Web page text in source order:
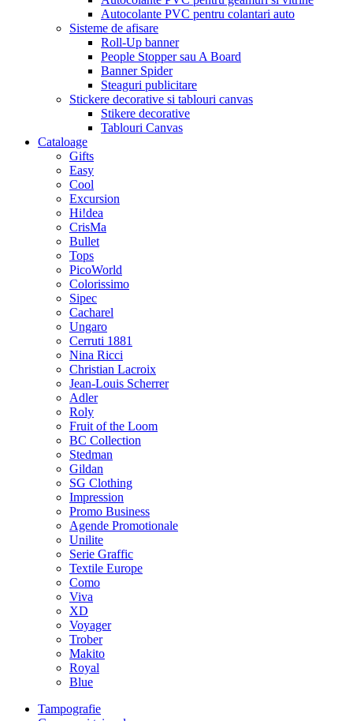
Autocolante PVC pentru colantari auto
Sisteme de afisare
Roll-Up banner
People Stopper sau A Board
Banner Spider
Steaguri publicitare
Stickere decorative si tablouri canvas
Stikere decorative
Tablouri Canvas
Cataloage
Gifts
Easy
Cool
Excursion
Hi!dea
CrisMa
Bullet
Tops
PicoWorld
Colorissimo
Sipec
Cacharel
Ungaro
Cerruti 1881
Nina Ricci
Christian Lacroix
Jean-Louis Scherrer
Adler
Roly
Fruit of the Loom
BC Collection
Stedman
Gildan
SG Clothing
Impression
Promo Business
Agende Promotionale
Unilite
Serie Graffic
Textile Europe
Como
Viva
XD
Voyager
Trober
Makito
Royal
Blue
Tampografie